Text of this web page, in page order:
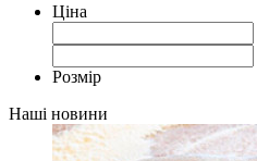
Ціна
Розмір
Наші новини